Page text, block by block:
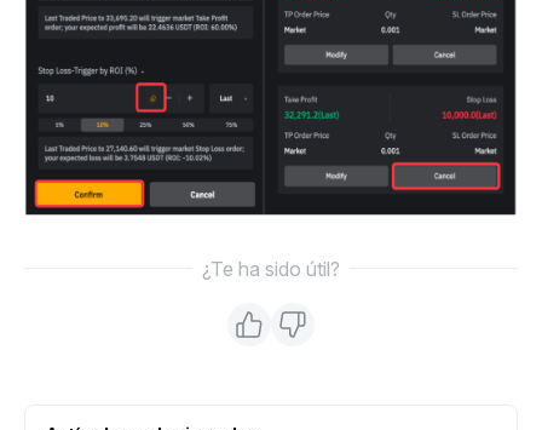
¿Te ha sido útil?